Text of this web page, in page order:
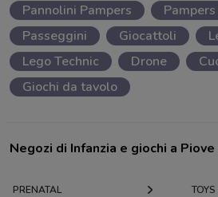
Pannolini Pampers
Passeggini
Giocattoli
Lego Technic
Drone
Giochi da tavolo
Negozi di Infanzia e giochi a Piove
PRENATAL TOYS